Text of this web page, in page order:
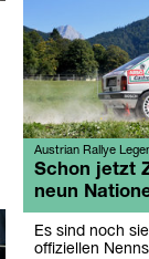
Austrian Rallye
Schon jetzt
neun
Es sind noch
offiziellen